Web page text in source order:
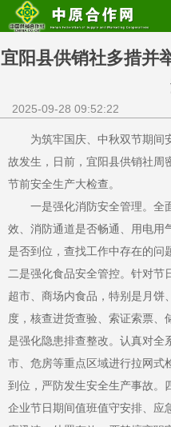
宜阳县供销社多措并
2025-09-28 09:52:22
为筑牢国庆、中秋双节期间
故发生，日前，宜阳县供销社周
节前安全生产大检查。
一是强化消防安全管理。全
效、消防通道是否畅通、用电用
是否到位，查找工作中存在的问
二是强化食品安全管控。针对节
超市、商场内食品，特别是月饼
度，核查进货查验、索证索票、
是强化隐患排查整改。认真对全
市、危房等重点区域进行拉网式
到位，严防发生安全生产事故。
企业节日期间值班值守安排、应